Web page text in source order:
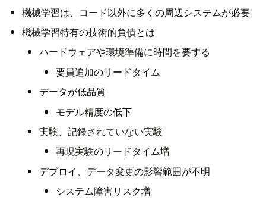
機械学習は、コード以外に多くの周辺システムが必要
機械学習特有の技術的負債とは
ハードウェアや環境準備に時間を要する
要員追加のリードタイム
データが低品質
モデル精度の低下
実験、記録されていない実験
再現実験のリードタイム増
デプロイ、データ変更の影響範囲が不明
システム障害リスク増